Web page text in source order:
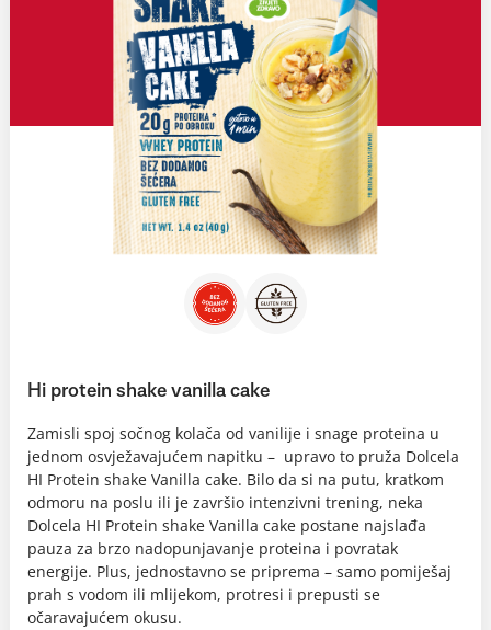
Hi protein shake vanilla cake
Zamisli spoj sočnog kolača od vanilije i snage proteina u
jednom osvježavajućem napitku – upravo to pruža Dolcela
HI Protein shake Vanilla cake. Bilo da si na putu, kratkom
odmoru na poslu ili je završio intenzivni trening, neka
Dolcela HI Protein shake Vanilla cake postane najslađa
pauza za brzo nadopunjavanje proteina i povratak
energije. Plus, jednostavno se priprema – samo pomiješaj
prah s vodom ili mlijekom, protresi i prepusti se
očaravajućem okusu.